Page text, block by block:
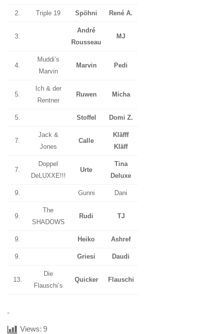
2. Triple 19 Spöhni René A.
3.
André
Rousseau
MJ
4.
Muddi’s
Marvin
Marvin Pedi
5.
Ich & der
Rentner
Ruwen Micha
5. Stoffel Domi Z.
7.
Jack &
Jones
Calle
Kläfff
Kläff
7.
Doppel
DeLUXXE!!!
Urte
Tina
Deluxe
9. Gunni Dani
9.
The
SHADOWS
Rudi TJ
9. Heiko Ashref
9. Griesi Daudi
13.
Die
Flauschi’s
Quicker Flauschi
Views: 9